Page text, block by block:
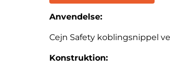
Anvendelse:
Cejn Safety koblingsnippel
Konstruktion: